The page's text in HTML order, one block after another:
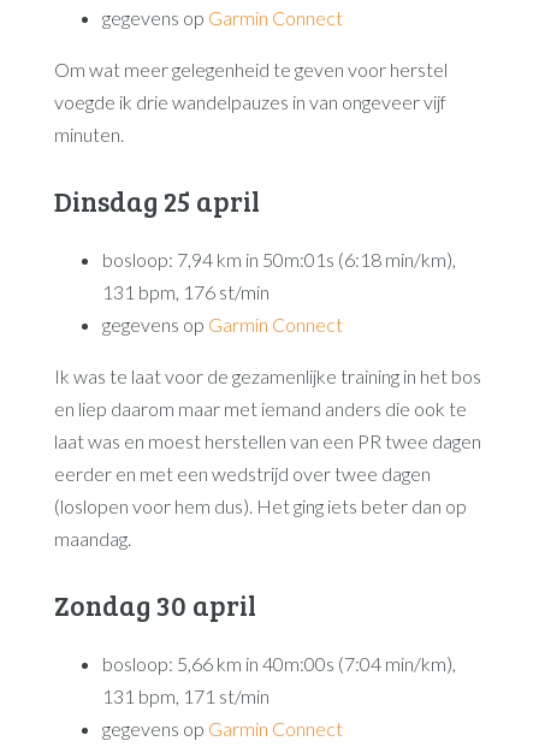
gegevens op Garmin Connect
Om wat meer gelegenheid te geven voor herstel
voegde ik drie wandelpauzes in van ongeveer vijf
minuten.
Dinsdag 25 april
bosloop: 7,94 km in 50m:01s (6:18 min/km),
131 bpm, 176 st/min
gegevens op Garmin Connect
Ik was te laat voor de gezamenlijke training in het bos
en liep daarom maar met iemand anders die ook te
laat was en moest herstellen van een PR twee dagen
eerder en met een wedstrijd over twee dagen
(loslopen voor hem dus). Het ging iets beter dan op
maandag.
Zondag 30 april
bosloop: 5,66 km in 40m:00s (7:04 min/km),
131 bpm, 171 st/min
gegevens op Garmin Connect